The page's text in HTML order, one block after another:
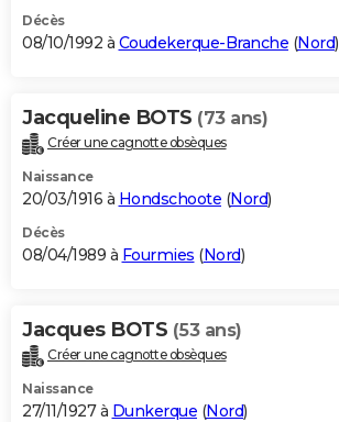
Décès
08/10/1992 à Coudekerque-Branche (Nord)
Jacqueline BOTS (73 ans)
Créer une cagnotte obsèques
Naissance
20/03/1916 à Hondschoote (Nord)
Décès
08/04/1989 à Fourmies (Nord)
Jacques BOTS (53 ans)
Créer une cagnotte obsèques
Naissance
27/11/1927 à Dunkerque (Nord)